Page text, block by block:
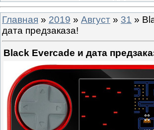
Главная » 2019 » Август » 31 »
дата предзаказа!
Black Evercade и дата